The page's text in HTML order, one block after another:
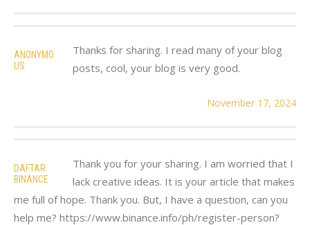
ANONYMO
US
Thanks for sharing. I read many of your blog
posts, cool, your blog is very good.
November 17, 2024
DAFTAR
BINANCE
Thank you for your sharing. I am worried that I
lack creative ideas. It is your article that makes
me full of hope. Thank you. But, I have a question, can you
help me? https://www.binance.info/ph/register-person?